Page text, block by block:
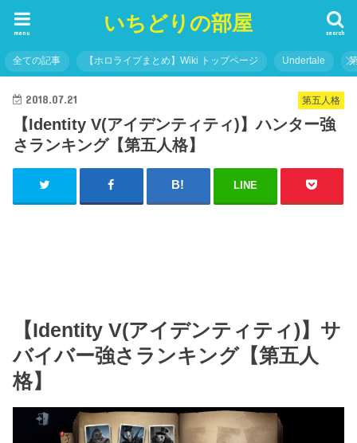
いちどりの部屋 search
menu
全ての記事 【ホロライブまとめ】Wiki トップページ Undertale
第五人格
2018.07.21
【Identity V(アイデンティティ)】ハンター強
さランキング【第五人格】
LINE
【Identity V(アイデンティティ)】サ
バイバー強さランキング【第五人
格】